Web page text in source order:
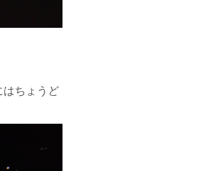
ちょうど